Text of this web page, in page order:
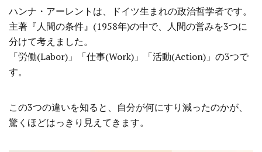
ハンナ・アーレントは、ドイツ生まれの政治哲学者です。
主著『人間の条件』(1958年)の中で、人間の営みを3つに
分けて考えました。
「労働(Labor)」「仕事(Work)」「活動(Action)」の3つで
す。
この3つの違いを知ると、自分が何にすり減ったのかが、
驚くほどはっきり見えてきます。